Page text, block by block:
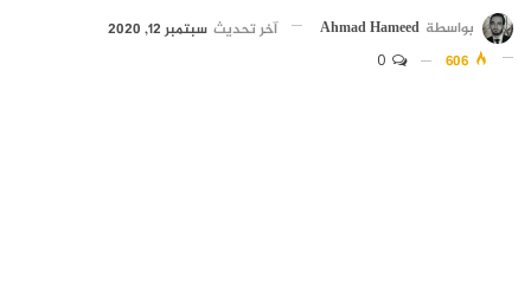
بواسطة Ahmad Hameed آخر تحديث سبتمبر 12, 2020